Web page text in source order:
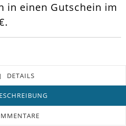
in einen Gutschein im
.
DETAILS